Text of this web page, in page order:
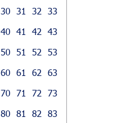
30 31 32
33
40 41 42
43
50 51 52
53
60 61 62
63
70 71 72
73
80 81 82
83